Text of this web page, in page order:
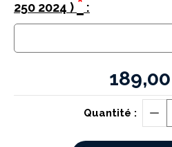
250 2024 ) :
189,00
Quantité :